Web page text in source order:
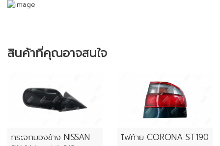
สินค้าที่คุณอาจสนใจ
กระจกมองข้าง NISSAN
ไฟท้าย CORONA ST190